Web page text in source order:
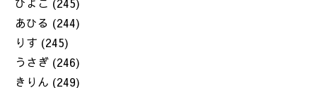
あひる (244)
りす (245)
うさぎ (246)
きりん (249)